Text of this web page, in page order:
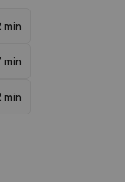
min
min
min